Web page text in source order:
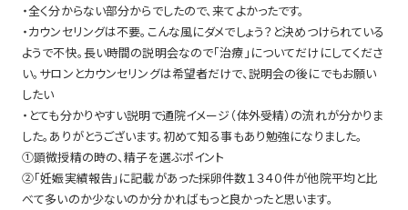
・全く分からない部分からでしたので、来てよかったです。
・カウンセリングは不要。こんな風にダメでしょう？と決めつけられている
ようで不快。長い時間の説明会なので「治療」についてだけにしてくださ
い。サロンとカウンセリングは希望者だけで、説明会の後にでもお願い
したい
・とても分かりやすい説明で通院イメージ（体外受精）の流れが分かりま
した。ありがとうございます。初めて知る事もあり勉強になりました。
①顕微授精の時の、精子を選ぶポイント
②「妊娠実績報告」に記載があった採卵件数１３４０件が他院平均と比
べて多いのか少ないのか分かればもっと良かったと思います。